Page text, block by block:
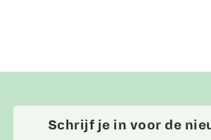
Schrijf je in voor de